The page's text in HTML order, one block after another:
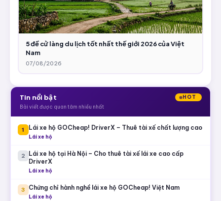
5 đề cử làng du lịch tốt nhất thế giới 2026 của Việt
Nam
07/08/2026
Tin nổi bật
HOT
Bài viết được quan tâm nhiều nhất
1 Lái xe hộ GOCheap! DriverX – Thuê tài xế chất lượng cao
Lái xe hộ
2 Lái xe hộ tại Hà Nội – Cho thuê tài xế lái xe cao cấp
DriverX
Lái xe hộ
3 Chứng chỉ hành nghề lái xe hộ GOCheap! Việt Nam
Lái xe hộ